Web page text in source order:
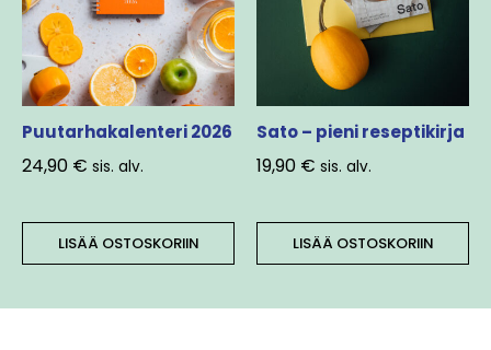
Puutarhakalenteri 2026
24,90 € sis. alv.
LISÄÄ OSTOSKORIIN
Sato – pieni reseptikirja
19,90 € sis. alv.
LISÄÄ OSTOSKORIIN